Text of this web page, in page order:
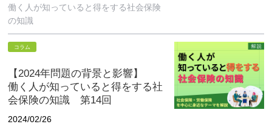
働く人が知っていると得をする社会保険
の知識
コラム
【2024年問題の背景と影響】
働く人が知っていると得をする社
会保険の知識 第14回
2024/02/26